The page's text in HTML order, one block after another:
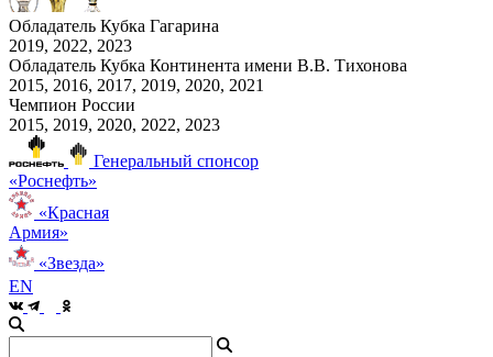
Обладатель Кубка Гагарина
2019, 2022, 2023
Обладатель Кубка Континента имени В.В. Тихонова
2015, 2016, 2017, 2019, 2020, 2021
Чемпион России
2015, 2019, 2020, 2022, 2023
Генеральный спонсор
«Роснефть»
«Красная
Армия»
«Звезда»
EN